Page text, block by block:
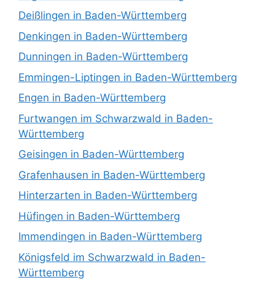
Deißlingen in Baden-Württemberg
Denkingen in Baden-Württemberg
Dunningen in Baden-Württemberg
Emmingen-Liptingen in Baden-Württemberg
Engen in Baden-Württemberg
Furtwangen im Schwarzwald in Baden-
Württemberg
Geisingen in Baden-Württemberg
Grafenhausen in Baden-Württemberg
Hinterzarten in Baden-Württemberg
Hüfingen in Baden-Württemberg
Immendingen in Baden-Württemberg
Königsfeld im Schwarzwald in Baden-
Württemberg